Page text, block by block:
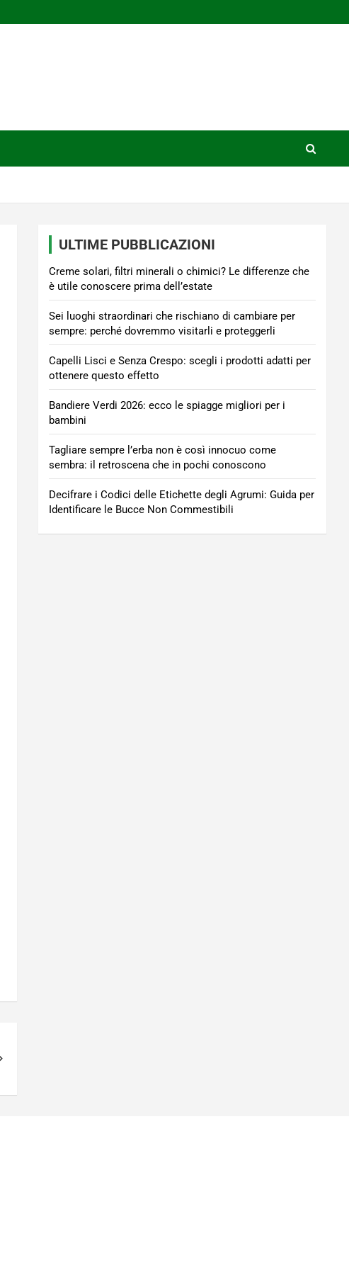
ULTIME PUBBLICAZIONI
Creme solari, filtri minerali o chimici? Le differenze che
è utile conoscere prima dell’estate
Sei luoghi straordinari che rischiano di cambiare per
sempre: perché dovremmo visitarli e proteggerli
Capelli Lisci e Senza Crespo: scegli i prodotti adatti per
ottenere questo effetto
Bandiere Verdi 2026: ecco le spiagge migliori per i
bambini
Tagliare sempre l’erba non è così innocuo come
sembra: il retroscena che in pochi conoscono
Decifrare i Codici delle Etichette degli Agrumi: Guida per
Identificare le Bucce Non Commestibili